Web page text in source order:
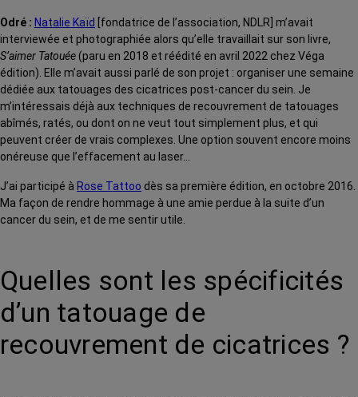
Odré : Natalie Kaïd
[fondatrice de l’association, NDLR] m’avait
interviewée et photographiée alors qu’elle travaillait sur son livre,
S’aimer Tatouée(paru en 2018 et réédité en avril 2022 chez Véga
édition). Elle m’avait aussi parlé de son projet : organiser une semaine
dédiée aux tatouages des cicatrices post-cancer du sein. Je
m’intéressais déjà aux techniques de recouvrement de tatouages
abîmés, ratés, ou dont on ne veut tout simplement plus, et qui
peuvent créer de vrais complexes. Une option souvent encore moins
onéreuse que l’effacement au laser…
J’ai participé à Rose Tattoo dès sa première édition, en octobre 2016.
Ma façon de rendre hommage à une amie perdue à la suite d’un
cancer du sein, et de me sentir utile.
Quelles sont les spécificités
d’un tatouage de
recouvrement de cicatrices ?